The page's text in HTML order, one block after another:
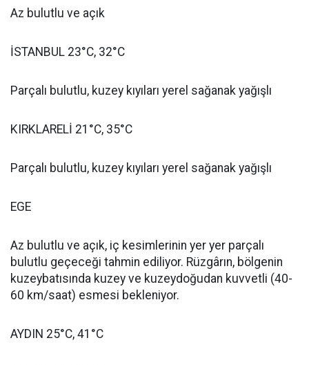
Az bulutlu ve açık
İSTANBUL 23°C, 32°C
Parçalı bulutlu, kuzey kıyıları yerel sağanak yağışlı
KIRKLARELİ 21°C, 35°C
Parçalı bulutlu, kuzey kıyıları yerel sağanak yağışlı
EGE
Az bulutlu ve açık, iç kesimlerinin yer yer parçalı
bulutlu geçeceği tahmin ediliyor. Rüzgârın, bölgenin
kuzeybatısında kuzey ve kuzeydoğudan kuvvetli (40-
60 km/saat) esmesi bekleniyor.
AYDIN 25°C, 41°C